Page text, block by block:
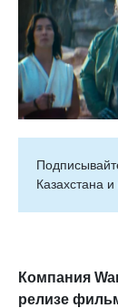
Казахстана
Компания
релизе